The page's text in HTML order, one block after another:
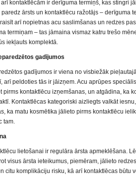
kontaktlēcām ir derīguma termiņš, kas stingri
ārsts un kontaktlēcu ražotājs – derīguma
arī nopietnas acu saslimšanas un redzes
termiņam – tas jāmaina vismaz katru trešo
iekļauts komplektā.
gadījumos
gadījumos ir viena no visbiežāk
arī peldoties tās ir jāizņem. Acu aprūpes
pirms kontaktlēcu izņemšanas, un atgādina, ka
Kontaktlēcas kategoriski aizliegts valkāt
ka matu kosmētika jālieto pirms kontaktlēcu
tam.
lietošanai ir regulāra ārsta apmeklēšana.
visus ārsta ieteikumus, piemēram, jālieto
citu komplikāciju risku, kā arī kontaktlēcas būtu